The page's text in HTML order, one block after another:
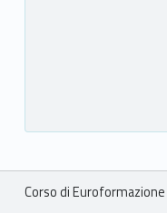
Breadcrumbs navigation
Corso di